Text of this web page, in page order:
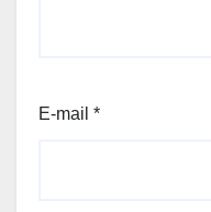
E-mail *